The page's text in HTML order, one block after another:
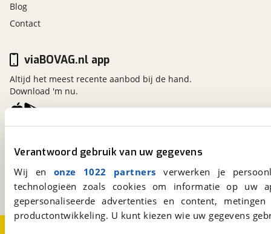
Verantwoord gebruik van uw gegevens
Wij en onze 1022 partners verwerken je
technologieën zoals cookies om informatie op
gepersonaliseerde advertenties en content,
productontwikkeling. U kunt kiezen wie uw gegevens
Blog
Contact
Kosterijland15
Een initiatief van
BOVAG
viaBOVAG.nl app
Altijd het meest recente aanbod bij de hand.
Download 'm nu.